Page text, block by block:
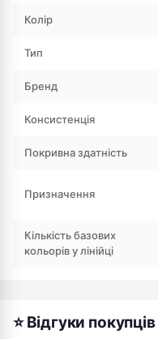
Колір
Тип
Бренд
Консистенція
Покривна здатність
Призначення
Кількість базових
кольорів у лінійці
⭐ Відгуки покупців